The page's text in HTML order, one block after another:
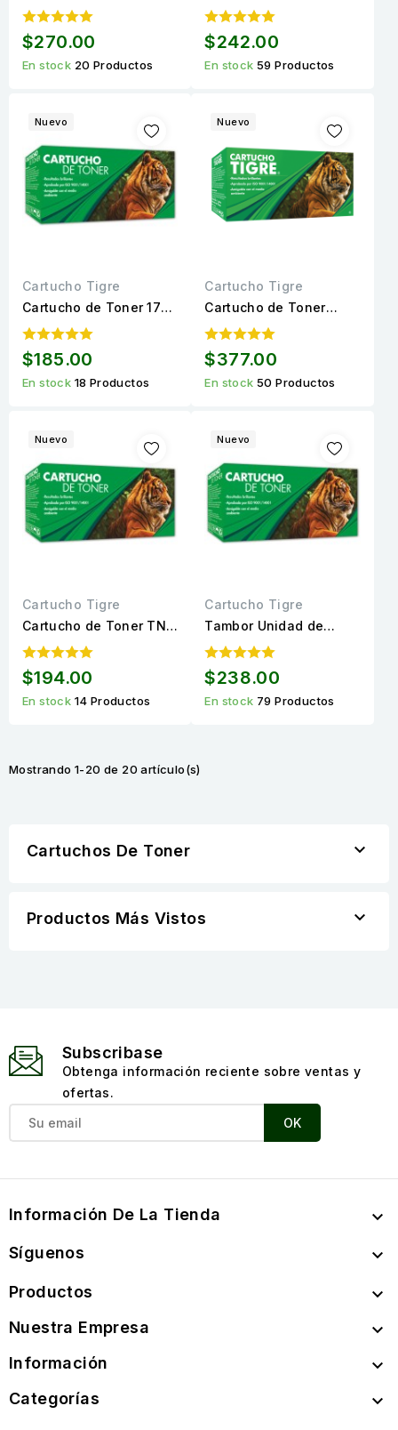
(CE505A) / 80A
Compatible Calidad
Estándar para...
$270.00
En stock 20 Productos
Imagen DR-630
Estándar para 20,000
páginas.
$242.00
En stock59 Productos
Nuevo
Cartucho Tigre
Cartucho de Toner 17A
(CF217A) Negro
Estándar para 1,600
páginas.
$185.00
En stock 18 Productos
Nuevo
Cartucho Tigre
Cartucho de Toner
Marca Tigre 258A
Chip Calidad Estándar
para 3,000 páginas
$377.00
En stock50 Productos
Nuevo
Cartucho Tigre
Cartucho de Toner TN-
420 / TN-450
Estándar para 2,600
páginas
$194.00
En stock 14 Productos
Nuevo
Cartucho Tigre
Tambor Unidad de
Imagen DR-1060
Estándar para 10,000
páginas
$238.00
En stock 79 Productos
Mostrando 1-20 de 20 artículo(s)
Cartuchos De Toner 
Productos Más Vistos 
Subscribase
Obtenga información reciente sobre ventas y
ofertas.
Información De La Tienda 
Síguenos 
Productos 
Nuestra Empresa 
Información 
Categorías 